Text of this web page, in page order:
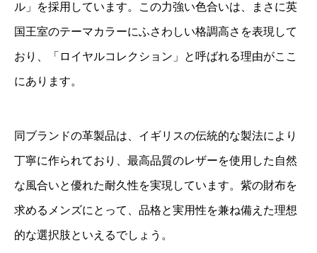
ル」を採用しています。この力強い色合いは、まさに英
国王室のテーマカラーにふさわしい格調高さを表現して
おり、「ロイヤルコレクション」と呼ばれる理由がここ
にあります。
同ブランドの革製品は、イギリスの伝統的な製法により
丁寧に作られており、最高品質のレザーを使用した自然
な風合いと優れた耐久性を実現しています。紫の財布を
求めるメンズにとって、品格と実用性を兼ね備えた理想
的な選択肢といえるでしょう。